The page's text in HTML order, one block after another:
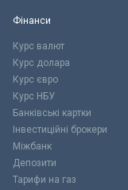
Фінанси
Курс валют
Курс долара
Курс євро
Курс НБУ
Банківські картки
Інвестиційні брокери
Міжбанк
Депозити
Тарифи на газ